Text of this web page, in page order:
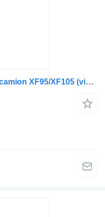
Différentiel Diferential pentru camion XF95/XF105 (vintage) pour camion DAF AAS1347Z